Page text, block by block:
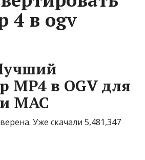
4 в ogv
MP4 в OGV для
MAC
Уже скачали 5,481,347